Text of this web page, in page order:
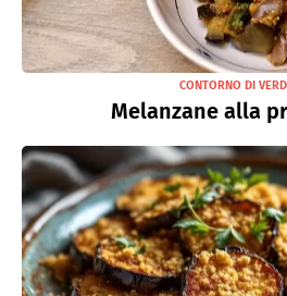
CONTORNO DI
Melanzane alla